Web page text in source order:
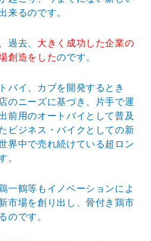
来るのです。
過去、 大きく成功した企業の
創造をしたのです。
バイ、カブを開発するとき
のニーズに基づき、片手で運
前用のオートバイとして普及
ビジネス・バイクとしての新
界中で売れ続けている超ロン
。
一鶴等もイノベーションによ
市場を創り出し、骨付き鶏市
のです。